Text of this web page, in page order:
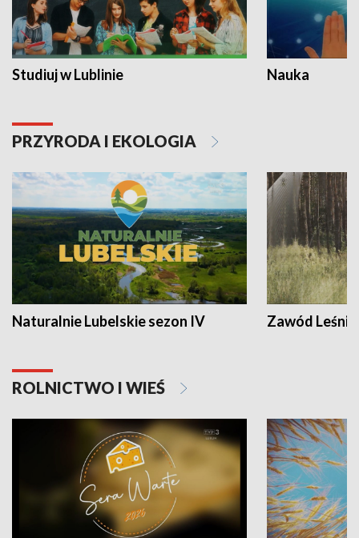
Studiuj w Lublinie Nauka
PRZYRODA I EKOLOGIA
Naturalnie Lubelskie sezon IV Zawód Leśnik
ROLNICTWO I WIEŚ